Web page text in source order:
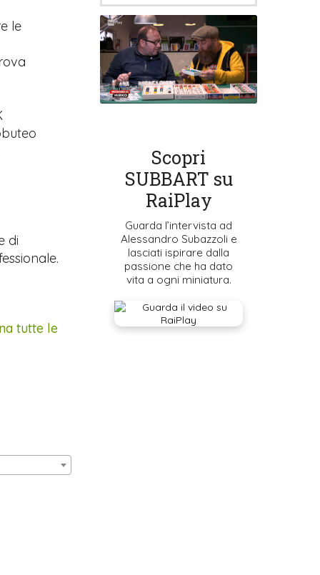
le
di
tutte le
Scopri
SUBBART su
RaiPlay
Guarda l’intervista ad
Alessandro Subazzoli e
lasciati ispirare dalla
passione che ha dato
vita a ogni miniatura.